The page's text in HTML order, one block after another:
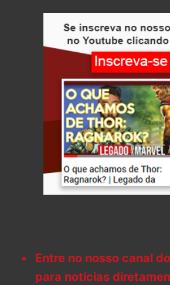
Entre no nosso canal
para notícias